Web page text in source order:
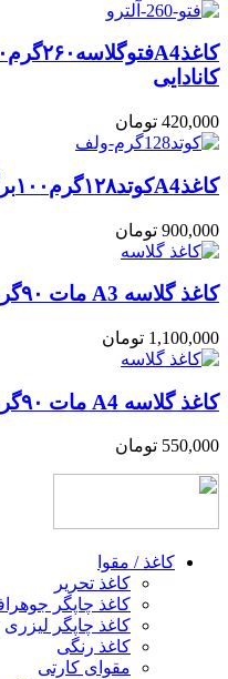
کانادایی
420,000 تومان
کاغذA4کوتد۱۲۸گرم۱۰۰برگی برند ولف
900,000 تومان
کاغذ گلاسه A3 مات ۹۰گرم بسته ۲۵۰برگی
1,100,000 تومان
کاغذ گلاسه A4 مات ۹۰گرم بسته ۲۵۰برگی
550,000 تومان
کاغذ / مقوا
کاغذ تحریر
کاغذ چاپگر
کاغذ چاپگر لیزری
کاغذ رنگی
مقوای کارتی